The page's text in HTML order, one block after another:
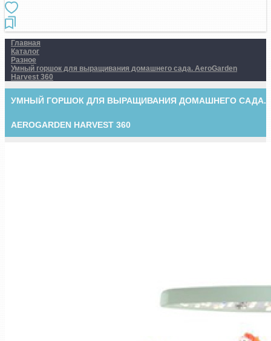
Главная
Каталог
Разное
Умный горшок для выращивания домашнего сада. AeroGarden
Harvest 360
УМНЫЙ ГОРШОК ДЛЯ ВЫРАЩИВАНИЯ ДОМАШНЕГО САДА.
AEROGARDEN HARVEST 360